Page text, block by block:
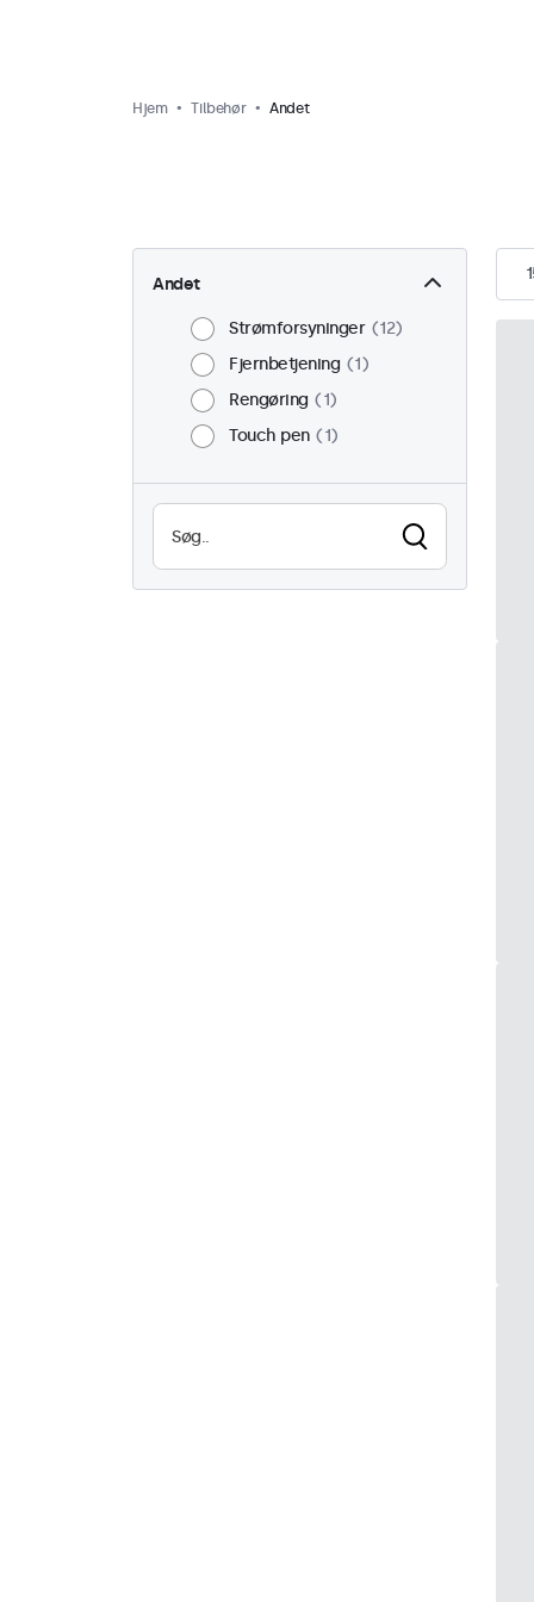
Hjem Tilbehør Andet
Andet
Strømforsyninger
12
Fjernbetjening
1
Rengøring
1
Touch pen
1